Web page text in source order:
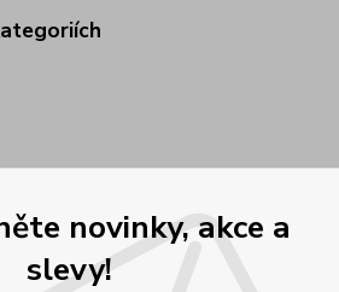
novinky, akce a
slevy!